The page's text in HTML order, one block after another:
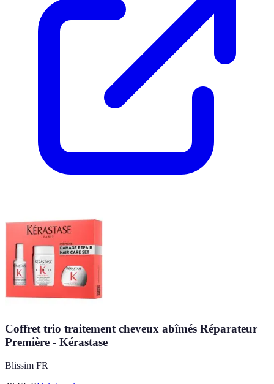
Coffret trio traitement cheveux abîmés Réparateur
Première - Kérastase
Blissim FR